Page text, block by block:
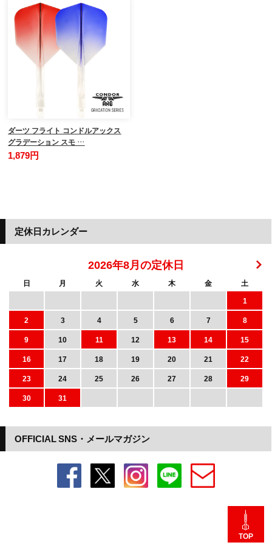
ダーツ フライト コンドルアックス
グラデーション スモ …
1,879円
OFFICIAL SNS・メールマガジン
定休日カレンダー
2026年8月の定休日
日 月 火 水 木 金
土
1
2
3 4 5 6 7
8
9
10 11 12 13 14
15
16
17 18 19 20 21
22
23
24 25 26 27 28
29
30
31
TOP